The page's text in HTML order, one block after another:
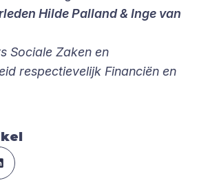
Hilde Palland & Inge van
Sociale Zaken en
respectievelijk Financiën en